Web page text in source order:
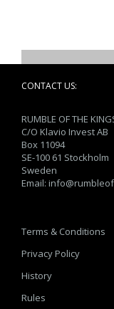
CONTACT US:
RUMBLE OF THE
C/O Klavio Invest AB
Box 11094
SE-100 61 Stockholm
Sweden
Email:
Terms & Conditions
Privacy Policy
History
Rules